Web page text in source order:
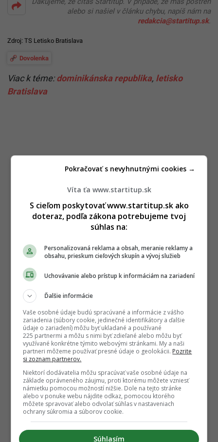
alebo si našiel v článku chybu, napíš nám na
redakcia@startitup.sk.
Zdroj: TS Letisko Bratislava
Dovolenka
Viac k téme:dominikánska republika, letisko
Bratislava
Víta ťa www.startitup.sk
S cieľom poskytovať www.startitup.sk ako
doteraz, podľa zákona potrebujeme tvoj
súhlas na:
Personalizovaná reklama a obsah, meranie reklamy a
obsahu, prieskum cieľových skupín a vývoj služieb
Uchovávanie alebo prístup k informáciám na zariadení
Ďalšie informácie
Vaše osobné údaje budú spracúvané a informácie z vášho
zariadenia (súbory cookie, jedinečné identifikátory a ďalšie
údaje o zariadení) môžu byť ukladané a používané
225 partnermi a môžu s nimi byť zdieľané alebo môžu byť
využívané konkrétne týmito webovými stránkami. My a naši
partneri môžeme používať presné údaje o geolokácii. Pozrite
si zoznam partnerov.
Niektorí dodávatelia môžu spracúvať vaše osobné údaje na
základe oprávneného záujmu, proti ktorému môžete vzniesť
námietku pomocou možností nižšie. Dole na tejto stránke
alebo v ponuke webu nájdite odkaz, pomocou ktorého
môžete spravovať alebo odvolať súhlas v nastaveniach
ochrany súkromia a súborov cookie.
Súhlasím
Pokračovať s nevyhnutnými cookies →